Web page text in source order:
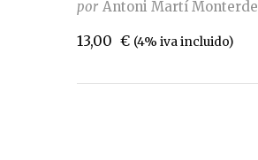
por Antoni Martí Monterde
13,00 € (4% iva incluido)